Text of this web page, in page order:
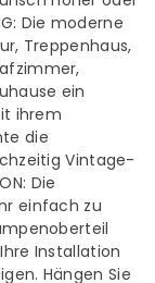
Die moderne
Treppenhaus,
ein
ihrem
die
Vintage-
Die
einfach zu
Installation
Hängen Sie